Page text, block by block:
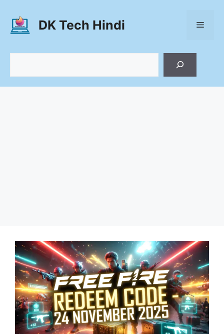
content
DK Tech Hindi Menu